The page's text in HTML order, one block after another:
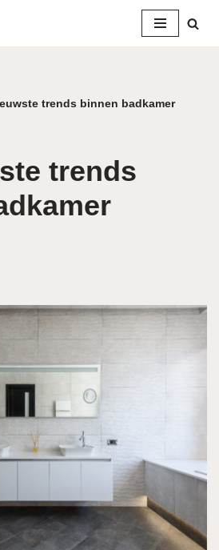
trends binnen badkamer
trends